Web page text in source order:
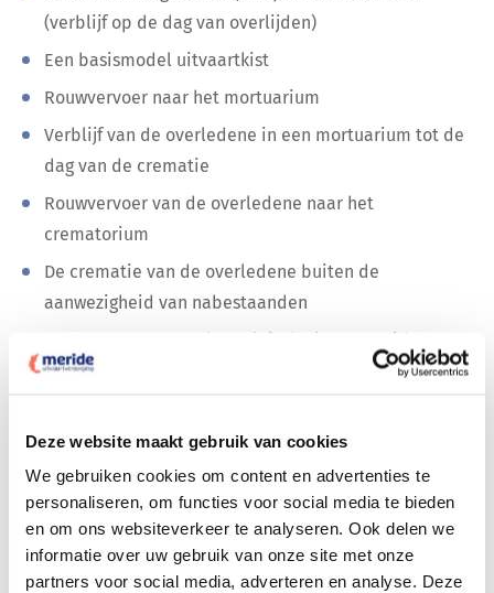
Deze website maakt gebruik van cookies
We gebruiken cookies om content en advertenties te
personaliseren, om functies voor social media te bieden
en om ons websiteverkeer te analyseren. Ook delen we
informatie over uw gebruik van onze site met onze
partners voor social media, adverteren en analyse. Deze
(verblijf op de dag van overlijden)
Een basismodel uitvaartkist
Rouwvervoer naar het mortuarium
Verblijf van de overledene in een mortuarium tot de
dag van de crematie
Rouwvervoer van de overledene naar het
crematorium
De crematie van de overledene buiten de
aanwezigheid van nabestaanden
U ontvangt van ons de praktische ‘ Zorgna Gids’ voor
nabestaanden
Bestel dit complete pakket met de vaste lage
prijs
en bel nu naar: 010 - 268 05 85
Of vraag nu in 2 minuten een meer maatwerk
kostenopgave aan.